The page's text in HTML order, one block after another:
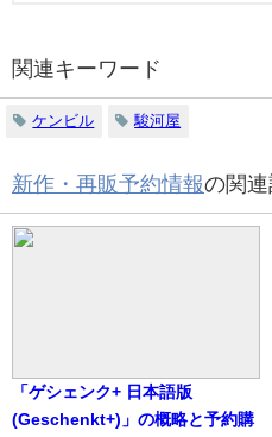
関連キーワード
ケンビル 駿河屋
新作・再販予約情報の関
「ゲシェンク+ 日本語版
(Geschenkt+)」の概略と予約購